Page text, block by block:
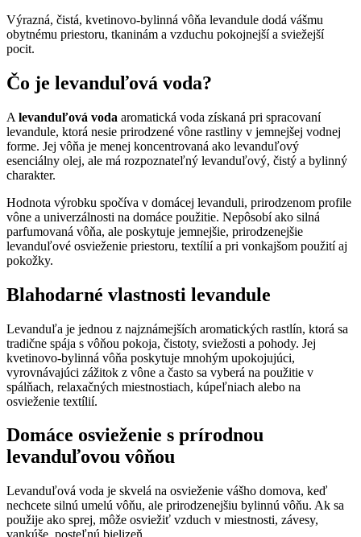
Výrazná, čistá, kvetinovo-bylinná vôňa levandule dodá vášmu
obytnému priestoru, tkaninám a vzduchu pokojnejší a sviežejší
pocit.
Čo je levanduľová voda?
A levanduľová voda aromatická voda získaná pri spracovaní
levandule, ktorá nesie prirodzené vône rastliny v jemnejšej vodnej
forme. Jej vôňa je menej koncentrovaná ako levanduľový
esenciálny olej, ale má rozpoznateľný levanduľový, čistý a bylinný
charakter.
Hodnota výrobku spočíva v domácej levanduli, prirodzenom profile
vône a univerzálnosti na domáce použitie. Nepôsobí ako silná
parfumovaná vôňa, ale poskytuje jemnejšie, prirodzenejšie
levanduľové osvieženie priestoru, textílií a pri vonkajšom použití aj
pokožky.
Blahodarné vlastnosti levandule
Levanduľa je jednou z najznámejších aromatických rastlín, ktorá sa
tradične spája s vôňou pokoja, čistoty, sviežosti a pohody. Jej
kvetinovo-bylinná vôňa poskytuje mnohým upokojujúci,
vyrovnávajúci zážitok z vône a často sa vyberá na použitie v
spálňach, relaxačných miestnostiach, kúpeľniach alebo na
osvieženie textílií.
Domáce osvieženie s prírodnou
levanduľovou vôňou
Levanduľová voda je skvelá na osvieženie vášho domova, keď
nechcete silnú umelú vôňu, ale prirodzenejšiu bylinnú vôňu. Ak sa
použije ako sprej, môže osviežiť vzduch v miestnosti, závesy,